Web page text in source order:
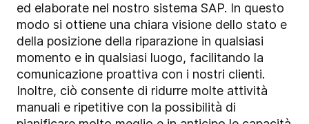
ed elaborate nel nostro sistema SAP. In questo
modo si ottiene una chiara visione dello stato e
della posizione della riparazione in qualsiasi
momento e in qualsiasi luogo, facilitando la
comunicazione proattiva con i nostri clienti.
Inoltre, ciò consente di ridurre molte attività
manuali e ripetitive con la possibilità di